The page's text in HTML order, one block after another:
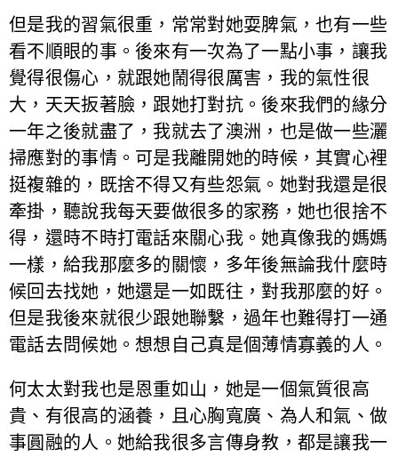
但是我的習氣很重，常常對她耍脾氣，也有一些
看不順眼的事。後來有一次為了一點小事，讓我
覺得很傷心，就跟她鬧得很厲害，我的氣性很
大，天天扳著臉，跟她打對抗。後來我們的緣分
一年之後就盡了，我就去了澳洲，也是做一些灑
掃應對的事情。可是我離開她的時候，其實心裡
挺複雜的，既捨不得又有些怨氣。她對我還是很
牽掛，聽說我每天要做很多的家務，她也很捨不
得，還時不時打電話來關心我。她真像我的媽媽
一樣，給我那麼多的關懷，多年後無論我什麼時
候回去找她，她還是一如既往，對我那麼的好。
但是我後來就很少跟她聯繫，過年也難得打一通
電話去問候她。想想自己真是個薄情寡義的人。
何太太對我也是恩重如山，她是一個氣質很高
貴、有很高的涵養，且心胸寬廣、為人和氣、做
事圓融的人。她給我很多言傳身教，都是讓我一